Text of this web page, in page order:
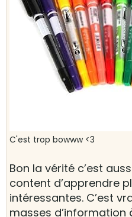
C'est trop bowww <3
Bon la vérité c’est
content d’apprendre
intéressantes. C’est
masses d’information